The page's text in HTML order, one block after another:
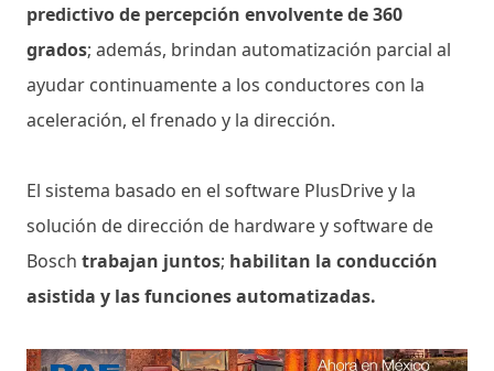
predictivo de percepción envolvente de 360
grados; además, brindan automatización parcial al
ayudar continuamente a los conductores con la
aceleración, el frenado y la dirección.
El sistema basado en el software PlusDrive y la
solución de dirección de hardware y software de
Bosch trabajan juntos; habilitan la conducción
asistida y las funciones automatizadas.